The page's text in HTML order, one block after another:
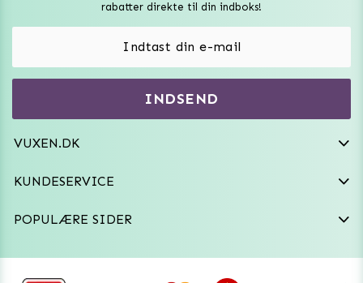
rabatter direkte til din indboks!
INDSEND
VUXEN.DK
VAT: SE556744520901
kundeservice@vuxen.dk
KUNDESERVICE
Fortryd aftale
POPULÆRE SIDER
Vibratorer
Frækt undertøj